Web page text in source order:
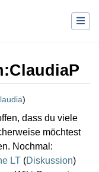
:ClaudiaP
)
dass du viele
möchtest
Nochmal:
LT (Diskussion)